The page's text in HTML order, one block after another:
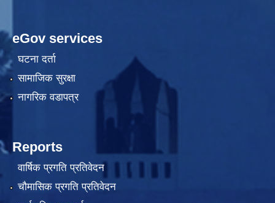
eGov services
घटना दर्ता
सामाजिक सुरक्षा
नागरिक वडापत्र
Reports
वार्षिक प्रगति प्रतिवेदन
चौमासिक प्रगति प्रतिवेदन